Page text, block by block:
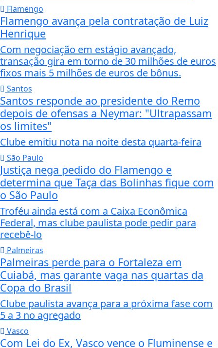
Flamengo
Flamengo avança pela contratação de Luiz
Henrique
Com negociação em estágio avançado,
transação gira em torno de 30 milhões de euros
fixos mais 5 milhões de euros de bônus.
Santos
Santos responde ao presidente do Remo
depois de ofensas a Neymar: "Ultrapassam
os limites"
Clube emitiu nota na noite desta quarta-feira
São Paulo
Justiça nega pedido do Flamengo e
determina que Taça das Bolinhas fique com
o São Paulo
Troféu ainda está com a Caixa Econômica
Federal, mas clube paulista pode pedir para
recebê-lo
Palmeiras
Palmeiras perde para o Fortaleza em
Cuiabá, mas garante vaga nas quartas da
Copa do Brasil
Clube paulista avança para a próxima fase com
5 a 3 no agregado
Vasco
Com Lei do Ex, Vasco vence o Fluminense e